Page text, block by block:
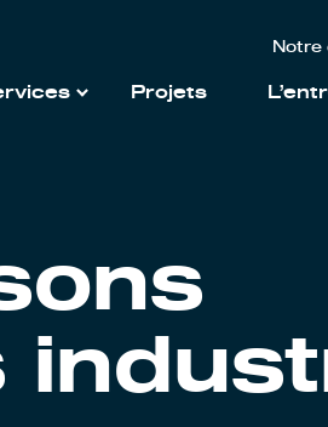
Notre
Projets